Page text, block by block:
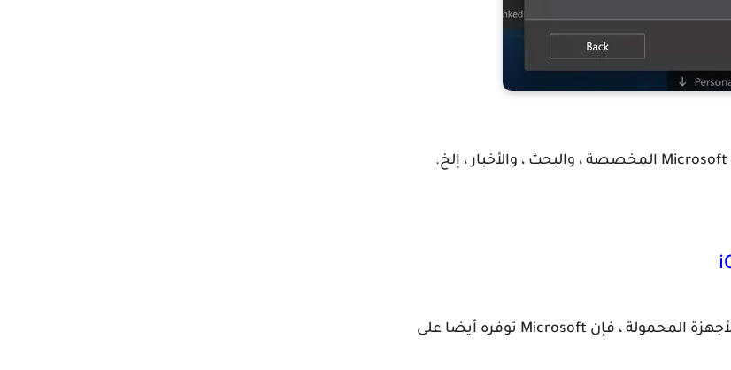
إذا كنت مهتما باستخدام Edge عبر أجهزة سطح المكتب والأجهزة المحمولة ، فإن Microsoft توفره أيضا على